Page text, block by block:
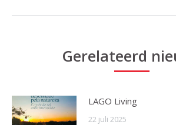
Gerelateerd
LAGO Living
22 juli 2025